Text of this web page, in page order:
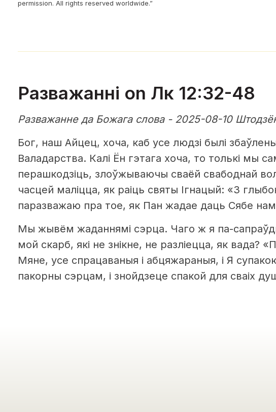
permission. All rights reserved worldwide.”
Разважанні on Лк 12:32-48
Разважанне да Божага слова - 2025-08-10
Бог, наш Айцец, хоча, каб усе людзі былі збаўлены
Валадарства. Калі Ён гэтага хоча, то толькі мы
перашкодзіць, злоўжываючы сваёй свабоднай
часцей маліцца, як раіць святы Ігнацый: «З
паразважаю пра тое, як Пан жадае даць Сябе
Мы жывём жаданнямі сэрца. Чаго ж я па-
мой скарб, які не знікне, не разліецца, як вада?
Мяне, усе спрацаваныя і абцяжараныя, і Я
пакорны сэрцам, і знойдзеце спакой для сваіх